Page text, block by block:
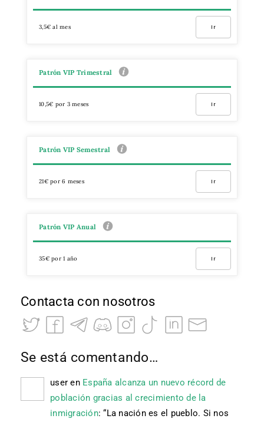
3,5€ al mes Ir
Patrón VIP Trimestral
10,5€ por 3 meses Ir
Patrón VIP Semestral
21€ por 6 meses Ir
Patrón VIP Anual
35€ por 1 año Ir
Contacta con nosotros
Se está comentando…
user en España alcanza un nuevo récord de
población gracias al crecimiento de la
inmigración: “La nación es el pueblo. Si nos